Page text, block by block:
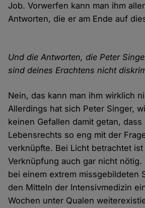
Job. Vorwerfen kann man ihm
Antworten, die er am Ende auf
Und die Antworten, die Peter
sind deines Erachtens nicht
Nein, das kann man ihm wirklich
Allerdings hat sich Peter Singer,
keinen Gefallen damit getan,
Lebensrechts so eng mit der
verknüpfte. Bei Licht betrachtet
Verknüpfung auch gar nicht nötig.
bei einem extrem missgebildeten
den Mitteln der Intensivmedizin
Wochen unter Qualen